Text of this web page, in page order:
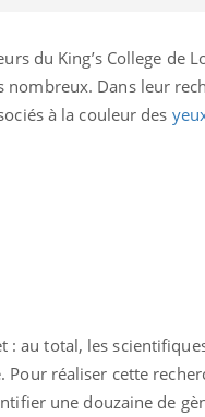
du King’s College de
nombreux. Dans leur
à la couleur des
: au total, les
réaliser cette
une douzaine de